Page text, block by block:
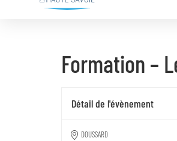
Formation –
Détail de l'évènement
DOUSSARD